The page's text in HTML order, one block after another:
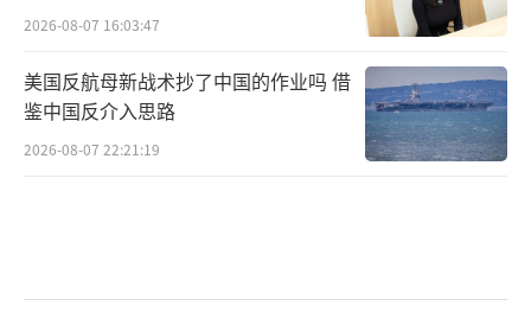
2026-08-07 16:03:47
美国反航母新战术抄了中国的作业吗 借
鉴中国反介入思路
2026-08-07 22:21:19